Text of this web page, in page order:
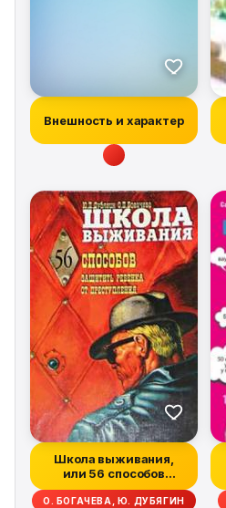
Внешность и характер
Школа выживания,
или 56 способов
защиты вашего реб...
О. БОГАЧЕВА, Ю. ДУБЯГИН